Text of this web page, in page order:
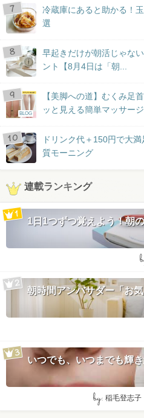
冷蔵庫にあると助かる！
選
早起きだけが朝活じゃな
ント【8月4日は「朝...
BLOG
【美脚への道】むくみ足
ッと見える簡単マッサージ
ドリンク代＋150円で大
質モーニング
連載ランキング
1日1つずつ覚えよう！朝
朝時間アンバサダー「お
いつでも、いつまでも輝
by: 稲毛登志子